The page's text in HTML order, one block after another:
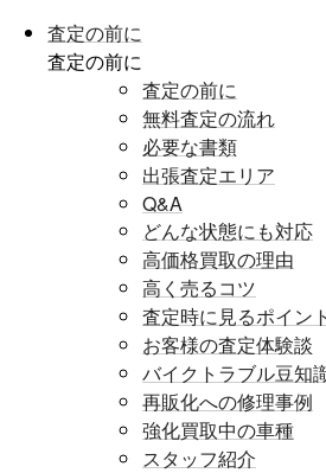
査定の前に
査定の前に
査定の前に
無料査定の流れ
必要な書類
出張査定エリア
Q&A
どんな状態にも対応
高価格買取の理由
高く売るコツ
査定時に見るポイント
お客様の査定体験談
バイクトラブル豆知
再販化への修理事例
強化買取中の車種
スタッフ紹介